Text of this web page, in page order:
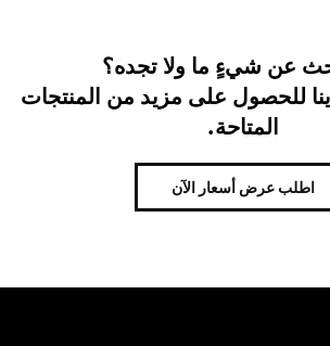
عن شيءٍ ما ولا تجده؟
للحصول على مزيد من المنتجات
المتاحة.
اطلب عرض أسعار الآن